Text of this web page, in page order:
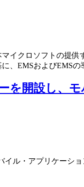
イクロソフトの提
、EMSおよびEMS
を開設し、
ル・アプリケーシ